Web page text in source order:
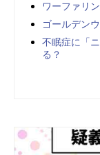
ワーファリ
ゴールデン
不眠症に「
る？